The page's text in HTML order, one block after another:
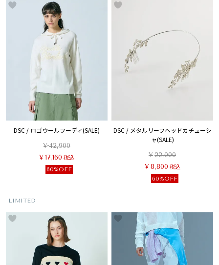
DSC / ロゴウールフーディ(SALE)
¥42,900
¥17,160 税込
60%OFF
DSC / メタルリーフヘッドカチューシ
ャ(SALE)
¥22,000
¥ 8,800 税込
60%OFF
LIMITED